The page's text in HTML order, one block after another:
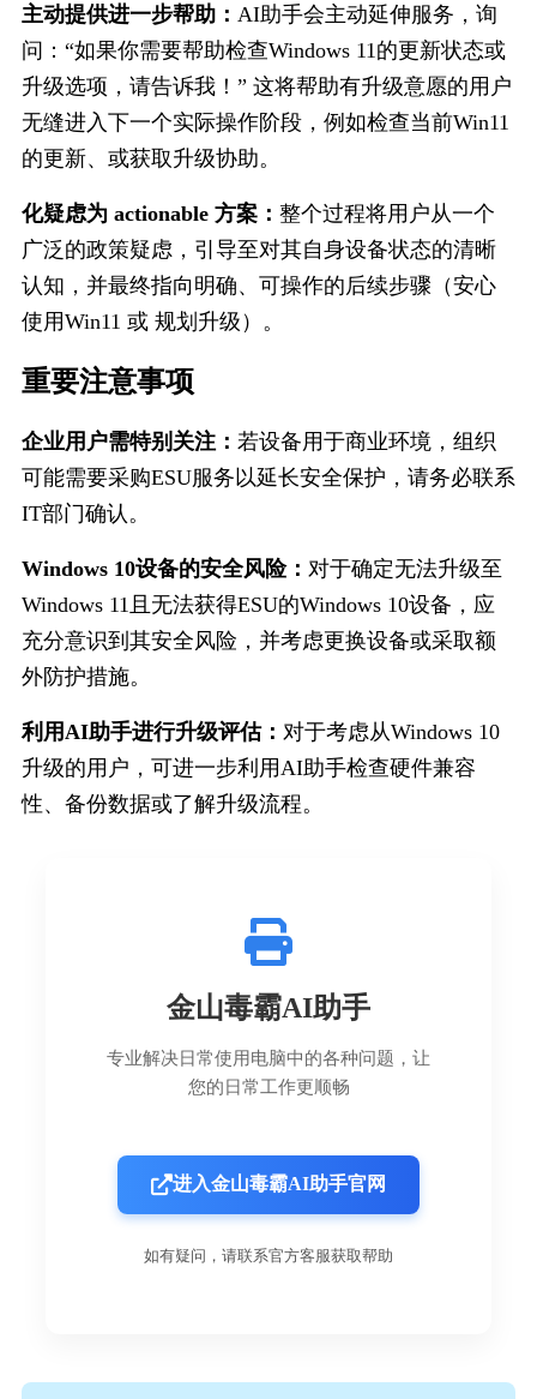
主动提供进一步帮助： AI助手会主动延伸服务，询
问：“如果你需要帮助检查Windows 11的更新状态或
升级选项，请告诉我！” 这将帮助有升级意愿的用户
无缝进入下一个实际操作阶段，例如检查当前Win11
的更新、或获取升级协助。
化疑虑为 actionable 方案： 整个过程将用户从一个
广泛的政策疑虑，引导至对其自身设备状态的清晰
认知，并最终指向明确、可操作的后续步骤（安心
使用Win11 或 规划升级）。
重要注意事项
企业用户需特别关注： 若设备用于商业环境，组织
可能需要采购ESU服务以延长安全保护，请务必联系
IT部门确认。
Windows 10设备的安全风险： 对于确定无法升级至
Windows 11且无法获得ESU的Windows 10设备，应
充分意识到其安全风险，并考虑更换设备或采取额
外防护措施。
利用AI助手进行升级评估： 对于考虑从Windows 10
升级的用户，可进一步利用AI助手检查硬件兼容
性、备份数据或了解升级流程。
金山毒霸AI助手
专业解决日常使用电脑中的各种问题，让
您的日常工作更顺畅
进入金山毒霸AI助手官网
如有疑问，请联系官方客服获取帮助